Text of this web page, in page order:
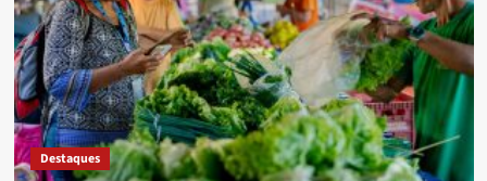
Destaques